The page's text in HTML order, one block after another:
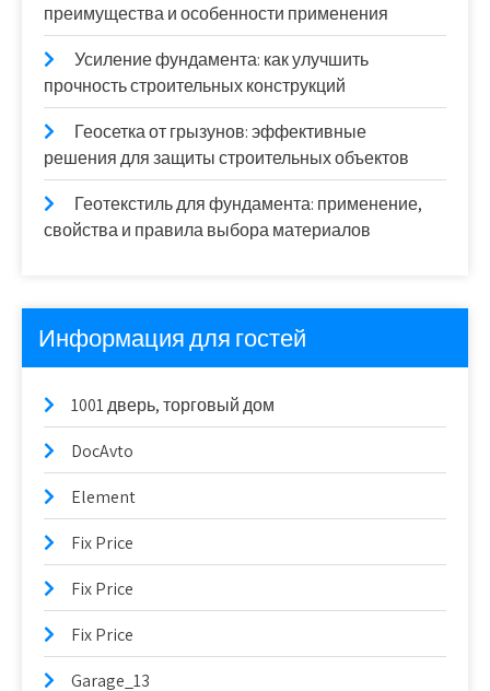
преимущества и особенности применения
Усиление фундамента: как улучшить
прочность строительных конструкций
Геосетка от грызунов: эффективные
решения для защиты строительных объектов
Геотекстиль для фундамента: применение,
свойства и правила выбора материалов
Информация для гостей
1001 дверь, торговый дом
DocAvto
Element
Fix Price
Fix Price
Fix Price
Garage_13